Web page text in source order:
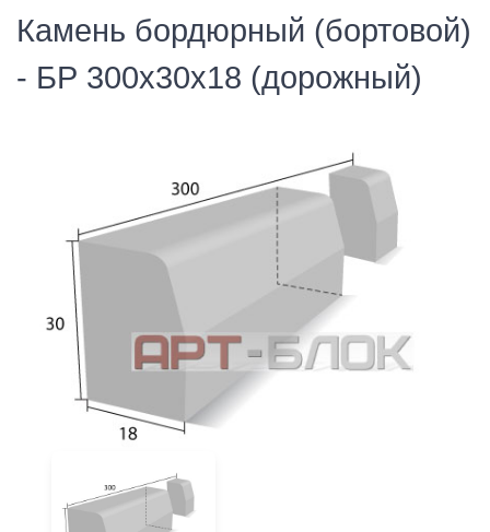
Камень бордюрный (бортовой)
- БР 300х30х18 (дорожный)